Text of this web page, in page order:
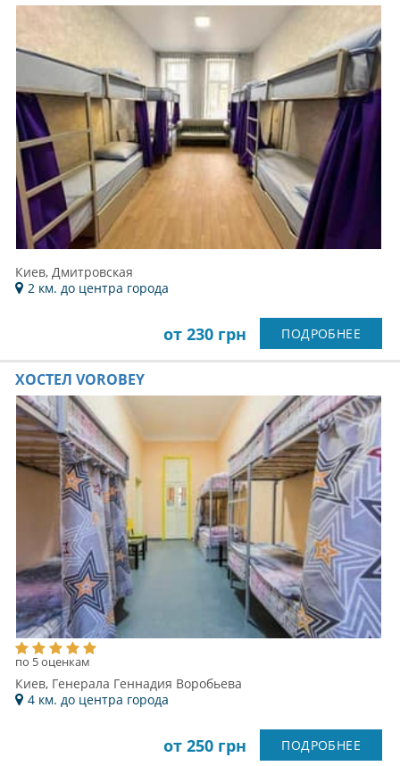
Киев, Дмитровская
2 км. до центра города
от 230 грн ПОДРОБНЕЕ
ХОСТЕЛ VOROBEY
по 5 оценкам
Киев, Генерала Геннадия Воробьева
4 км. до центра города
от 250 грн ПОДРОБНЕЕ